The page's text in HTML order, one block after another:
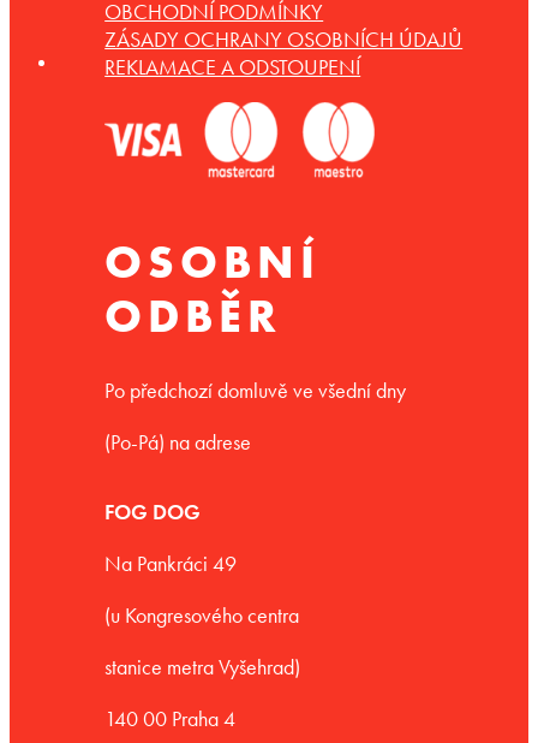
OBCHODNÍ PODMÍNKY
ZÁSADY OCHRANY OSOBNÍCH ÚDAJŮ
REKLAMACE A ODSTOUPENÍ
OSOBNÍ
ODBĚR
Po předchozí domluvě ve všední dny
(Po-Pá) na adrese
FOG DOG
Na Pankráci 49
(u Kongresového centra
stanice metra Vyšehrad)
140 00 Praha 4